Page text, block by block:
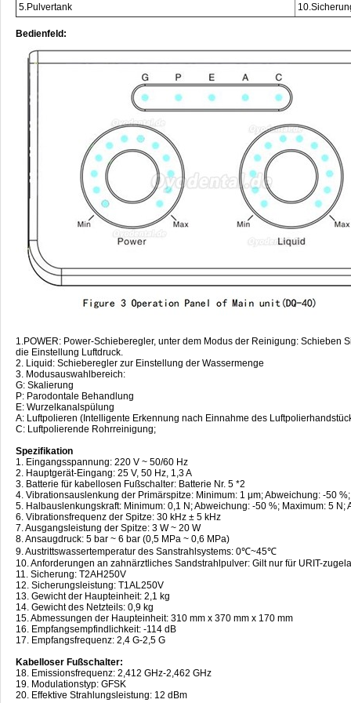
5.Pulvertank
Bedienfeld:
1.POWER: Power-Schieberegler, unter dem Modus der Reinigung:
die Einstellung Luftdruck.
2. Liquid: Schieberegler zur Einstellung der Wassermenge
3. Modusauswahlbereich:
G: Skalierung
P: Parodontale Behandlung
E: Wurzelkanalspülung
A: Luftpolieren (Intelligente Erkennung nach Einnahme des
C: Luftpolierende Rohrreinigung;
Spezifikation
1. Eingangsspannung: 220 V ~ 50/60 Hz
2. Hauptgerät-Eingang: 25 V, 50 Hz, 1,3 A
3. Batterie für kabellosen Fußschalter: Batterie Nr. 5 *2
4. Vibrationsauslenkung der Primärspitze: Minimum: 1 μm; Abweichung: -50
5. Halbauslenkungskraft: Minimum: 0,1 N; Abweichung: -50 %; Maximum: 5 N;
6. Vibrationsfrequenz der Spitze: 30 kHz ± 5 kHz
7. Ausgangsleistung der Spitze: 3 W ~ 20 W
8. Ansaugdruck: 5 bar ~ 6 bar (0,5 MPa ~ 0,6 MPa)
9. Austrittswassertemperatur des Sanstrahlsystems: 0℃~45℃
10. Anforderungen an zahnärztliches Sandstrahlpulver: Gilt nur für URIT-
11. Sicherung: T2AH250V
12. Sicherungsleistung: T1AL250V
13. Gewicht der Haupteinheit: 2,1 kg
14. Gewicht des Netzteils: 0,9 kg
15. Abmessungen der Haupteinheit: 310 mm x 370 mm x 170 mm
16. Empfangsempfindlichkeit: -114 dB
17. Empfangsfrequenz: 2,4 G-2,5 G
Kabelloser Fußschalter:
18. Emissionsfrequenz: 2,412 GHz-2,462 GHz
19. Modulationstyp: GFSK
20. Effektive Strahlungsleistung: 12 dBm